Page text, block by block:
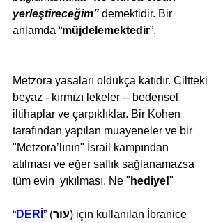
yerleştireceğim” demektidir. Bir
anlamda “müjdelemektedir”.
Metzora yasaları oldukça katıdır. Ciltteki
beyaz - kırmızı lekeler -- bedensel
iltihaplar ve çarpıklıklar. Bir Kohen
tarafından yapılan muayeneler ve bir
"Metzora’lının" İsrail kampından
atılması ve eğer saflık sağlanamazsa
tüm evin  yıkılması. Ne " hediye!"
“DERİ ” (עור) için kullanılan İbranice